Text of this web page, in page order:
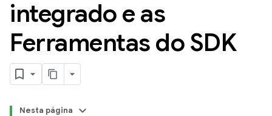
integrado e as
Ferramentas do SDK
Nesta página